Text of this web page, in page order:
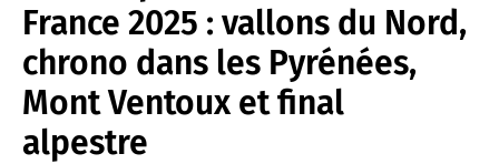
France 2025 : vallons du Nord,
chrono dans les Pyrénées,
Mont Ventoux et final
alpestre